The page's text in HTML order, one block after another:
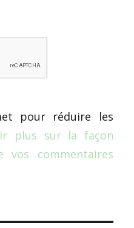
pour réduire les
plus sur la façon
vos commentaires